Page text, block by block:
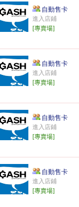
自動售卡
進入店鋪
[專賣場]
自動售卡
進入店鋪
[專賣場]
自動售卡
進入店鋪
[專賣場]
自動售卡
進入店鋪
[專賣場]